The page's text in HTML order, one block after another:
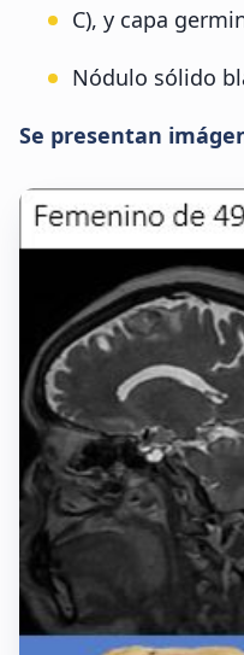
C), y capa
Nódulo sólido
Se presentan